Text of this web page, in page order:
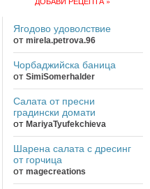
Ягодово удоволствие
от mirela.petrova.96
Чорбаджийска баница
от SimiSomerhalder
Салата от пресни
градински домати
от MariyaTyufekchieva
Шарена салата с дресинг
от горчица
от magecreations